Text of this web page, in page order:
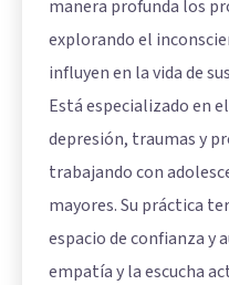
manera profunda los
explorando el
influyen en la vida de
Está especializado en
depresión, traumas y
trabajando con
mayores. Su práctica
espacio de confianza y
empatía y la escucha